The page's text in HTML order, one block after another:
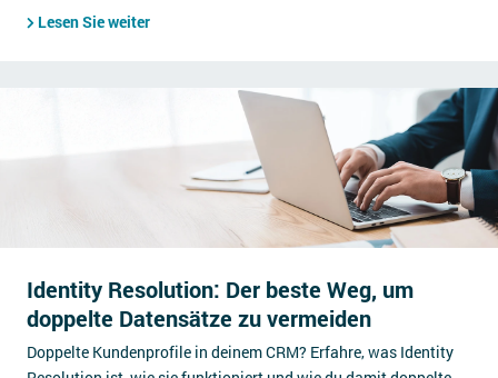
Lesen Sie weiter
Identity Resolution: Der beste Weg, um
doppelte Datensätze zu vermeiden
Doppelte Kundenprofile in deinem CRM? Erfahre, was Identity